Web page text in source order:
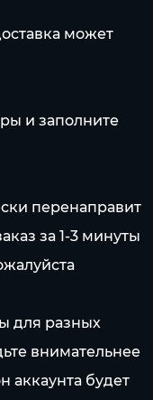
может
и заполните
перенаправит
за 1-3 минуты
для разных
внимательнее
аккаунта будет